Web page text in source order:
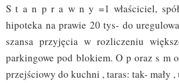
S t a n p r a w n y =1 właściciel,
hipoteka na prawie 20 tys- do
szansa przyjęcia w rozliczeniu
parkingowe pod blokiem. O p oraz s m
przejściowy do kuchni , taras: tak- mały